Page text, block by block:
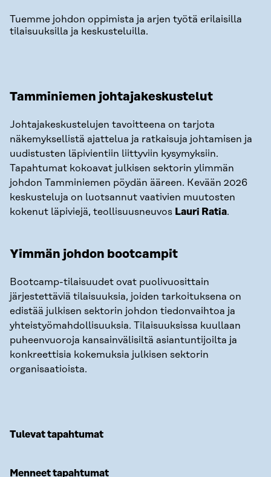
Tuemme johdon oppimista ja arjen työtä erilaisilla
tilaisuuksilla ja keskusteluilla.
Tamminiemen johtajakeskustelut
Johtajakeskustelujen tavoitteena on tarjota
näkemyksellistä ajattelua ja ratkaisuja johtamisen ja
uudistusten läpivientiin liittyviin kysymyksiin.
Tapahtumat kokoavat julkisen sektorin ylimmän
johdon Tamminiemen pöydän ääreen. Kevään 2026
keskusteluja on luotsannut vaativien muutosten
kokenut läpiviejä, teollisuusneuvos Lauri Ratia.
Yimmän johdon bootcampit
Bootcamp-tilaisuudet ovat puolivuosittain
järjestettäviä tilaisuuksia, joiden tarkoituksena on
edistää julkisen sektorin johdon tiedonvaihtoa ja
yhteistyömahdollisuuksia. Tilaisuuksissa kuullaan
puheenvuoroja kansainvälisiltä asiantuntijoilta ja
konkreettisia kokemuksia julkisen sektorin
organisaatioista.
Tulevat tapahtumat
Menneet tapahtumat